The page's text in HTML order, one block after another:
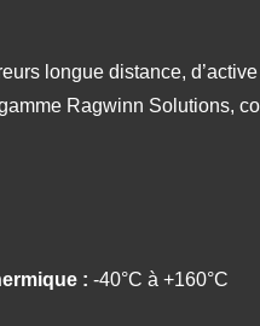
longue distance,
gamme Ragwinn Solutions,
: -40°C à +160°C